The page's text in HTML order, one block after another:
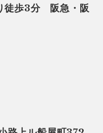
徒歩3分 阪急・阪